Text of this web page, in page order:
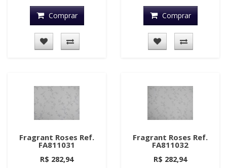
Comprar Comprar
Fragrant Roses Ref.
FA811031
R$ 282,94
Fragrant Roses Ref.
FA811032
R$ 282,94